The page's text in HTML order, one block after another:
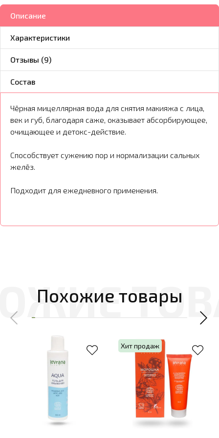
Описание
Характеристики
Отзывы (9)
Состав
Чёрная мицеллярная вода для снятия макияжа с лица,
век и губ, благодаря саже, оказывает абсорбирующее,
очищающее и детокс-действие.
Способствует сужению пор и нормализации сальных
желёз.
Подходит для ежедневного применения.
Похожие товары
Хит продаж